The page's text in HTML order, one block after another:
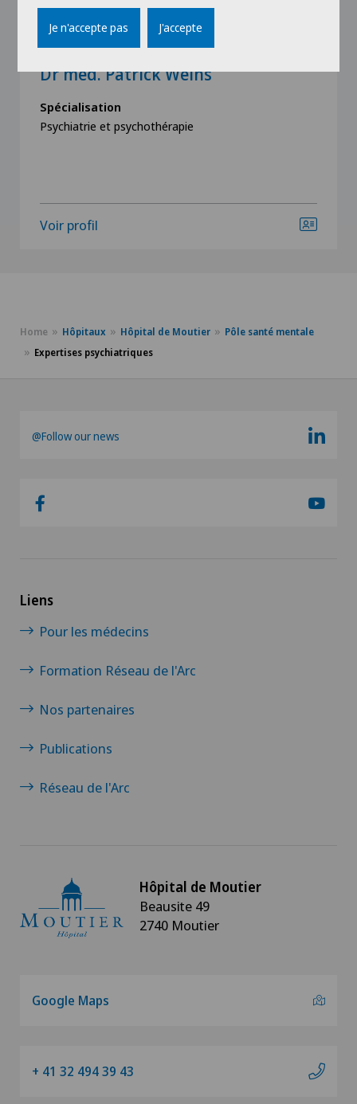
Dr méd. Patrick Weihs
Spécialisation
Psychiatrie et psychothérapie
Voir profil
Home Hôpitaux Hôpital de Moutier
Pôle santé mentale
Expertises psychiatriques
@Follow our news
Liens
Pour les médecins
Formation Réseau de l'Arc
Nos partenaires
Publications
Réseau de l'Arc
Hôpital de Moutier
Beausite 49
2740 Moutier
Google Maps
+ 41 32 494 39 43
Je n'accepte pas J'accepte